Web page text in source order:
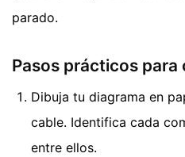
parado.
Pasos prácticos para
Dibuja tu diagrama en
cable. Identifica cada
entre ellos.